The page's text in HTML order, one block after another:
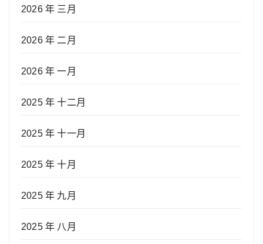
2026 年 三月
2026 年 二月
2026 年 一月
2025 年 十二月
2025 年 十一月
2025 年 十月
2025 年 九月
2025 年 八月